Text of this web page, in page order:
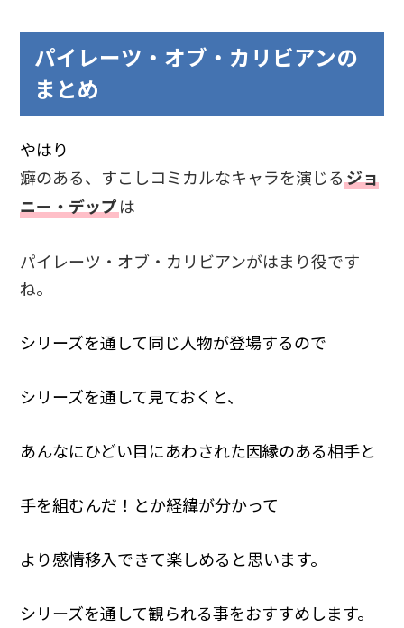
パイレーツ・オブ・カリビアンの
まとめ
やはり
癖のある、すこしコミカルなキャラを演じるジョ
ニー・デップは
パイレーツ・オブ・カリビアンがはまり役です
ね。
シリーズを通して同じ人物が登場するので
シリーズを通して見ておくと、
あんなにひどい目にあわされた因縁のある相手と
手を組むんだ！とか経緯が分かって
より感情移入できて楽しめると思います。
シリーズを通して観られる事をおすすめします。